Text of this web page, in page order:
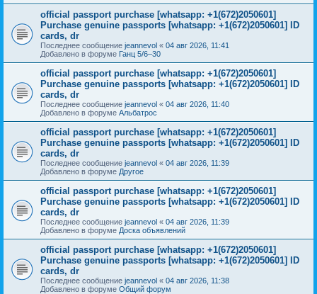
official passport purchase [whatsapp: +1(672)2050601]
Purchase genuine passports [whatsapp: +1(672)2050601] ID
cards, dr
Последнее сообщение jeannevol « 04 авг 2026, 11:41
Добавлено в форуме Ганц 5/6–30
official passport purchase [whatsapp: +1(672)2050601]
Purchase genuine passports [whatsapp: +1(672)2050601] ID
cards, dr
Последнее сообщение jeannevol « 04 авг 2026, 11:40
Добавлено в форуме Альбатрос
official passport purchase [whatsapp: +1(672)2050601]
Purchase genuine passports [whatsapp: +1(672)2050601] ID
cards, dr
Последнее сообщение jeannevol « 04 авг 2026, 11:39
Добавлено в форуме Другое
official passport purchase [whatsapp: +1(672)2050601]
Purchase genuine passports [whatsapp: +1(672)2050601] ID
cards, dr
Последнее сообщение jeannevol « 04 авг 2026, 11:39
Добавлено в форуме Доска объявлений
official passport purchase [whatsapp: +1(672)2050601]
Purchase genuine passports [whatsapp: +1(672)2050601] ID
cards, dr
Последнее сообщение jeannevol « 04 авг 2026, 11:38
Добавлено в форуме Общий форум